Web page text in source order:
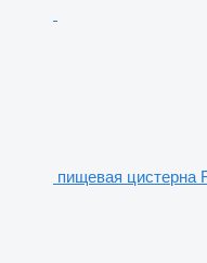
пищевая цистерна